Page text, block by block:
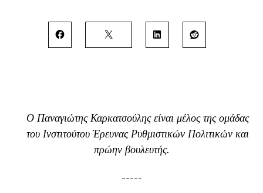
O Παναγιώτης Καρκατσούλης είναι μέλος της ομάδας
του Ινστιτούτου Έρευνας Ρυθμιστικών Πολιτικών και
πρώην βουλευτής.
-----